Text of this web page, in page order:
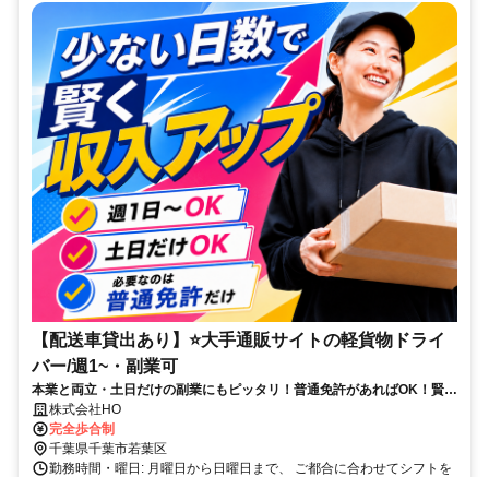
【配送車貸出あり】⭐大手通販サイトの軽貨物ドライ
バー/週1~・副業可
本業と両立・土日だけの副業にもピッタリ！普通免許があればOK！賢く
収入UPが目指せて物価高騰にも負けない！
株式会社HO
完全歩合制
千葉県千葉市若葉区
勤務時間・曜日: 月曜日から日曜日まで、 ご都合に合わせてシフトを